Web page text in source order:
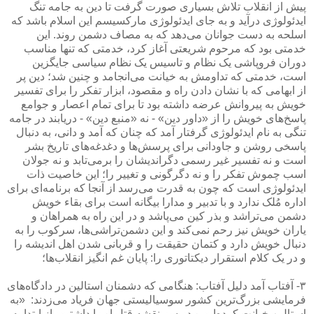
پیش از انقلاب تلاش بسیاری صورت گرفت تا دین به جامه تنگ
ایدئولوژی درآید و به جای ایدئولوژی مارکسیسم این اسلام باشد که
اسلحه به دست جوانان می‌دهد که به مصاف دشمن روند. این
خدمتی بود که مرحوم شریعتی آغاز کرد، خدمتی که تنها مناسب
دوران فروپاشی یک نظام و تاسیس یک نظام سیاسی جایگزین
است، خدمتی که تداومش به خیانت می‌انجامد و چنین شد؛ دین پر
از ابهامی که با نشان دادن راه و مقصود، ابزار تفکر را برای تفسیر
خویش به پیروانش عرضه داشته بود تا برای تمام اعصار و جوامع
پاسخ‌های خویش را از «داور دین» - نه «منبع دین» - دریابند در جامه
تنگی به نام ایدئولوژی گرفتار آمد که چنان که آمد و دانی، به دنبال
پاسخی روشن و جاودانی برای پرسش‌ها و دغدغه‌های تاریخ بشر
است و‌ نه تفسیر غیر رسمی دگراندیشان را برمی‌تابد و نه جولان
اسب چموش تفکر را و نه دگرگونی و تغییر را؛ این خاصیت ذات
ایدئولوژی است که چون به قدرت می‌رسد از آنجا که برنامه‌ای برای
اداره مُلک ندارد و با تدبیر و مدارا بیگانه است برای بقاء خویش
دشمن می‌تراشد و بذر کین می‌پاشد و در این راه به همراهان و
یاران خویش نیز رحم نمی‌کند و این دشمن‌تراشی‌ها، سرکوب را به
دنبال خویش دارد و کتمان حقیقت را و قربانی شدن اهل اندیشه را
و در یک کلام استقرار دیکتاتوری را: پایان غم انگیز انقلاب‌ها؛
۳- آفتاب آمد دلیل آفتاب: هنگامی که دشمنان استالین در دادگاه‌های
فرمایشی بزرگ‌ترین کشور سوسیالیستی جهان فریاد می‌زدند: ‌ «به